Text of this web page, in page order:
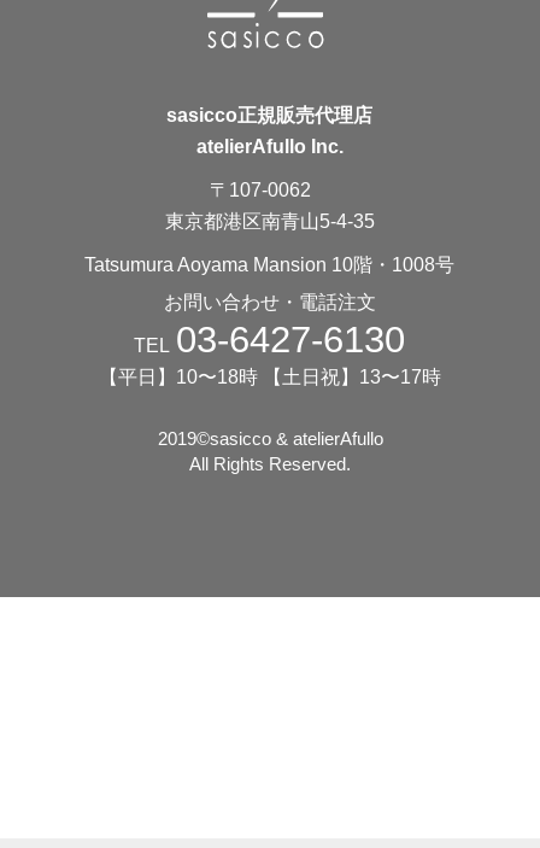
sasicco正規販売代理店
atelierAfullo Inc.
〒107-0062
東京都港区南青山5-4-35
Tatsumura Aoyama Mansion 10階・1008号
お問い合わせ・電話注文
TEL 03-6427-6130
【平日】10〜18時 【土日祝】13〜17時
2019©️sasicco & atelierAfullo
All Rights Reserved.